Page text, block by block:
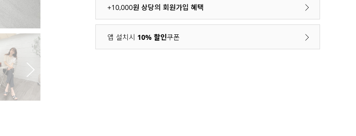
+10,000원 상당의 회원가입 혜택
앱 설치시 10% 할인쿠폰